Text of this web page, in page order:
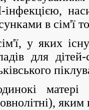
інфекцією,
в сім'ї
у яких
для
яким